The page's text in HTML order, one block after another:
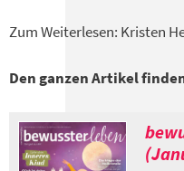
Zum Weiterlesen: Kristen
Den ganzen Artikel